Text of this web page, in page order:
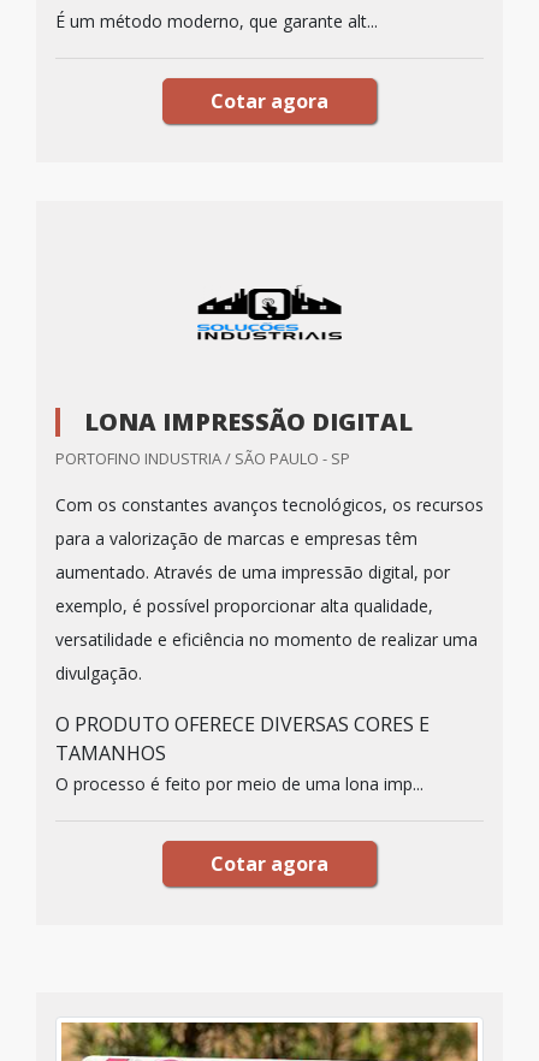
É um método moderno, que garante alt...
Cotar agora
LONA IMPRESSÃO DIGITAL
PORTOFINO INDUSTRIA / SÃO PAULO - SP
Com os constantes avanços tecnológicos, os recursos
para a valorização de marcas e empresas têm
aumentado. Através de uma impressão digital, por
exemplo, é possível proporcionar alta qualidade,
versatilidade e eficiência no momento de realizar uma
divulgação.
O PRODUTO OFERECE DIVERSAS CORES E
TAMANHOS
O processo é feito por meio de uma lona imp...
Cotar agora